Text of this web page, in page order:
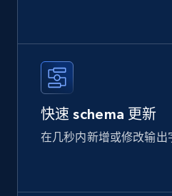
快速 schema 更新
在几秒内新增或修改输出